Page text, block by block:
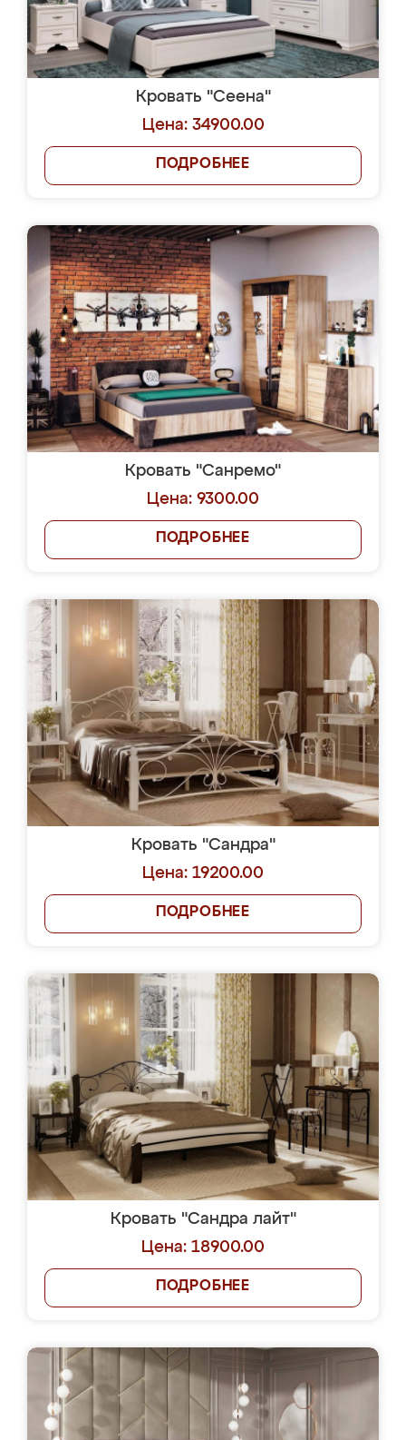
Кровать "Сеена"
Цена: 34900.00
ПОДРОБНЕЕ
Кровать "Санремо"
Цена: 9300.00
ПОДРОБНЕЕ
Кровать "Сандра"
Цена: 19200.00
ПОДРОБНЕЕ
Кровать "Сандра лайт"
Цена: 18900.00
ПОДРОБНЕЕ